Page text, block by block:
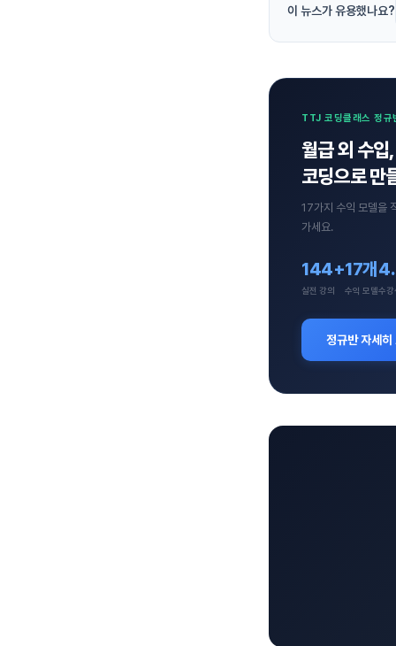
이 뉴스가 유용했나요?
TTJ 코딩클래스 정규
월급 외 수입,
코딩으로 만
17가지 수익 모델을
가세요.
144+
실전 강의
17개
수익 모델수강
정규반 자세히